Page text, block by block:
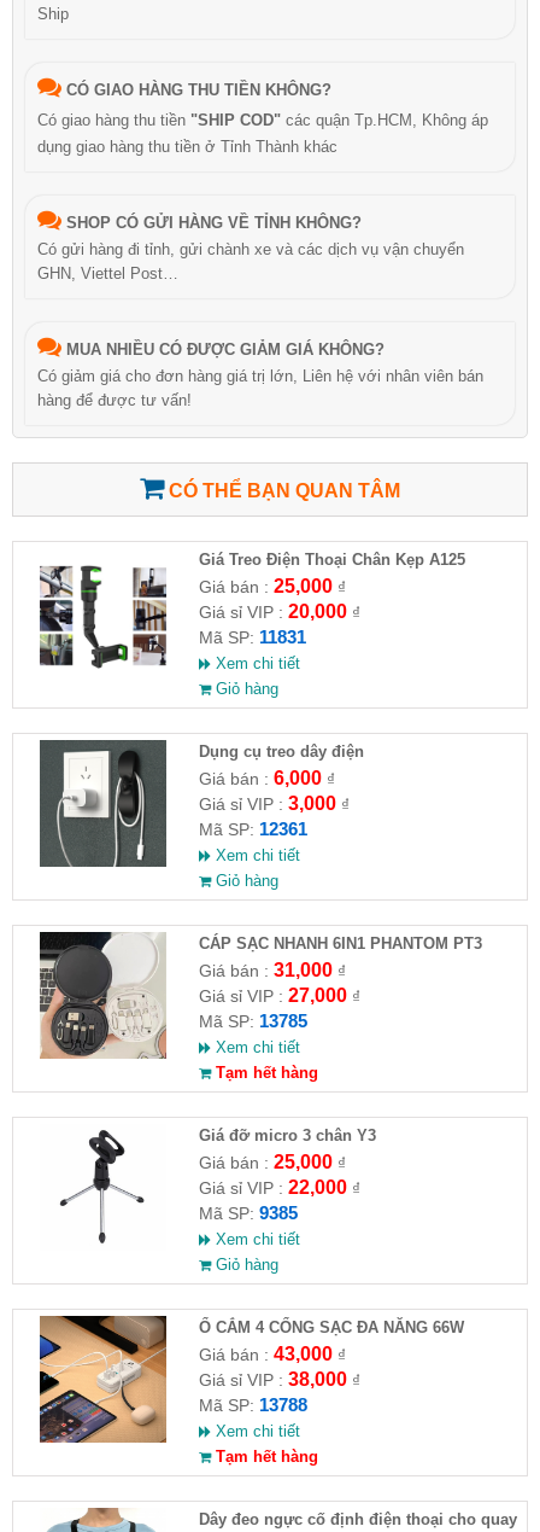
Ship
CÓ GIAO HÀNG THU TIỀN KHÔNG?
Có giao hàng thu tiền "SHIP COD" các quận Tp.HCM, Không áp
dụng giao hàng thu tiền ở Tỉnh Thành khác
SHOP CÓ GỬI HÀNG VỀ TỈNH KHÔNG?
Có gửi hàng đi tỉnh, gửi chành xe và các dịch vụ vận chuyển
GHN, Viettel Post…
MUA NHIỀU CÓ ĐƯỢC GIẢM GIÁ KHÔNG?
Có giảm giá cho đơn hàng giá trị lớn, Liên hệ với nhân viên bán
hàng để được tư vấn!
CÓ THỂ BẠN QUAN TÂM
Giá Treo Điện Thoại Chân Kẹp A125
Giá bán : 25,000₫
Giá sỉ VIP : 20,000₫
Mã SP: 11831
Xem chi tiết
Giỏ hàng
Dụng cụ treo dây điện
Giá bán : 6,000₫
Giá sỉ VIP : 3,000₫
Mã SP: 12361
Xem chi tiết
Giỏ hàng
CÁP SẠC NHANH 6IN1 PHANTOM PT3
Giá bán : 31,000₫
Giá sỉ VIP : 27,000₫
Mã SP: 13785
Xem chi tiết
Tạm hết hàng
Giá đỡ micro 3 chân Y3
Giá bán : 25,000₫
Giá sỉ VIP : 22,000₫
Mã SP: 9385
Xem chi tiết
Giỏ hàng
Ổ CẮM 4 CỔNG SẠC ĐA NĂNG 66W
Giá bán : 43,000₫
Giá sỉ VIP : 38,000₫
Mã SP: 13788
Xem chi tiết
Tạm hết hàng
Dây đeo ngực cố định điện thoại cho quay